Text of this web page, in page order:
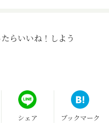
らいいね！しよう
シェア ブックマーク